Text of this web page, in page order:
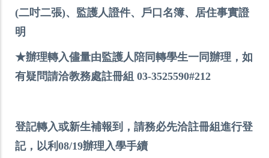
(二吋二張)、監護人證件、戶口名簿、居住事實證
明
★辦理轉入儘量由監護人陪同轉學生一同辦理，如
有疑問請洽教務處註冊組 03-3525590#212
登記轉入或新生補報到，請務必先洽註冊組進行登
記，以利08/19辦理入學手續